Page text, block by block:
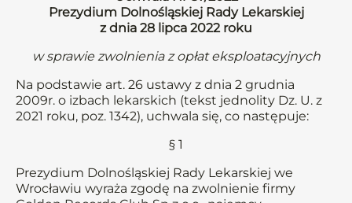
Prezydium Dolnośląskiej Rady Lekarskiej
z dnia 28 lipca 2022 roku
w sprawie zwolnienia z opłat eksploatacyjnych
Na podstawie art. 26 ustawy z dnia 2 grudnia
2009r. o izbach lekarskich (tekst jednolity Dz. U. z
2021 roku, poz. 1342), uchwala się, co następuje:
§ 1
Prezydium Dolnośląskiej Rady Lekarskiej we
Wrocławiu wyraża zgodę na zwolnienie firmy